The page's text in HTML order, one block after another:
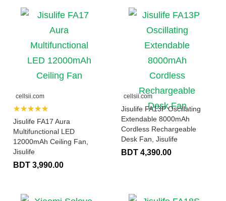
cellsii.com
★★★★★
Jisulife FA17 Aura
Multifunctional LED
12000mAh Ceiling Fan,
Jisulife
BDT 3,990.00
cellsii.com
Jisulife FA13P Oscillating
Extendable 8000mAh
Cordless Rechargeable
Desk Fan, Jisulife
BDT 4,390.00